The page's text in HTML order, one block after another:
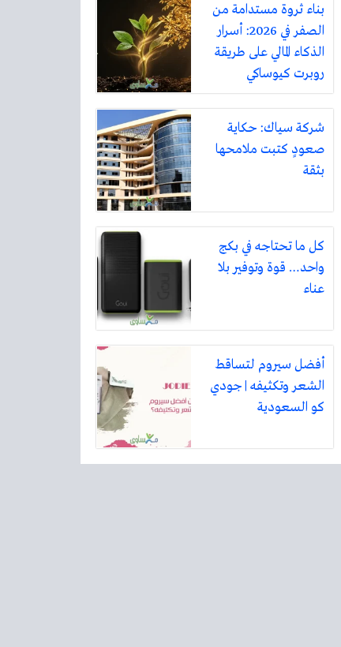
بناء ثروة مستدامة من
الصفر في 2026: أسرار
الذكاء المالي على طريقة
روبرت كيوساكي
شركة سياك: حكاية
صعودٍ كتبت ملامحها
بثقة
كل ما تحتاجه في بكج
واحد… قوة وتوفير بلا
عناء
أفضل سيروم لتساقط
الشعر وتكثيفه | جودي
كو السعودية